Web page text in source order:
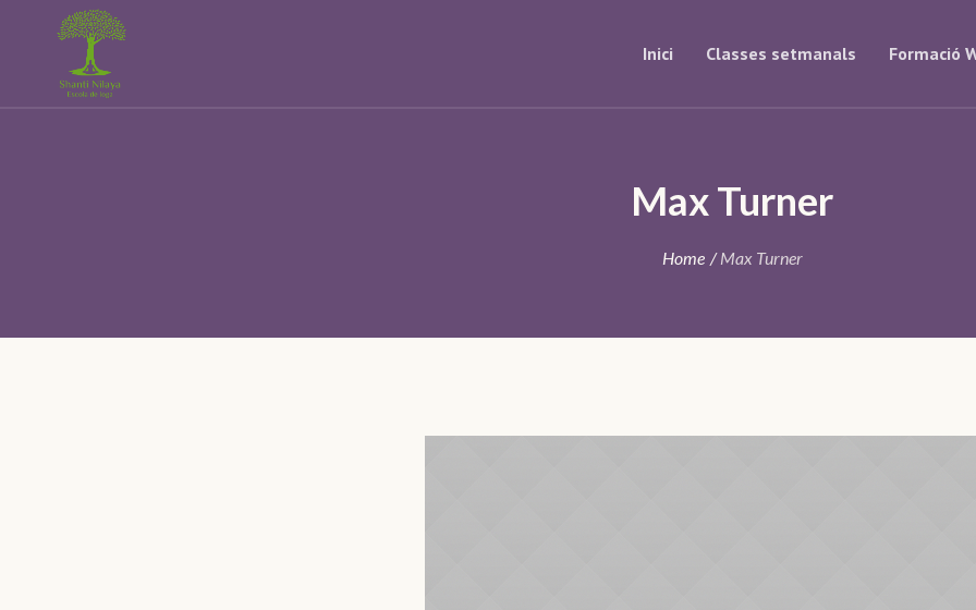
Inici Classes setmanals Formació
Max Turner
Home /Max Turner